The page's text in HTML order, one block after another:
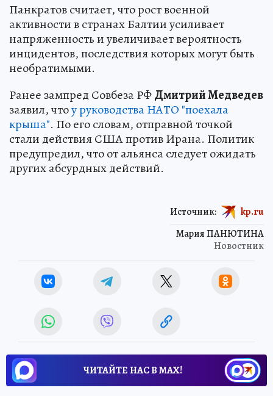
Панкратов считает, что рост военной
активности в странах Балтии усиливает
напряженность и увеличивает вероятность
инцидентов, последствия которых могут быть
необратимыми.
Ранее зампред Совбеза РФДмитрий Медведев
заявил, чтоу руководства НАТО "поехала
крыша". По его словам, отправной точкой
стали действия США против Ирана. Политик
предупредил, что от альянса следует ожидать
других абсурдных действий.
Мария ПАНЮТИНА
Новостник
Источник: kp.ru
ЧИТАЙТЕ НАС В МАХ!